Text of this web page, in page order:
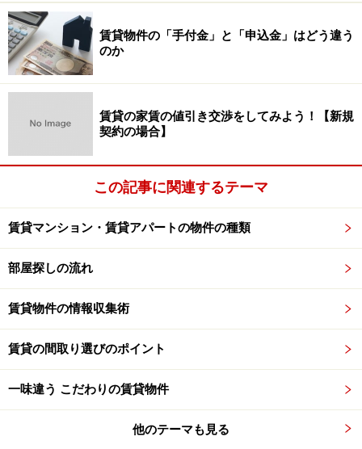
キンタロー。もやってきた、オープン説明会の様子は、
こちら。
賃貸物件の「手付金」と「申込金」はどう違う
のか
賃貸の家賃の値引き交渉をしてみよう！【新規
契約の場合】
この記事に関連するテーマ
賃貸マンション・賃貸アパートの物件の種類
部屋探しの流れ
賃貸物件の情報収集術
賃貸の間取り選びのポイント
一味違う こだわりの賃貸物件
他のテーマも見る